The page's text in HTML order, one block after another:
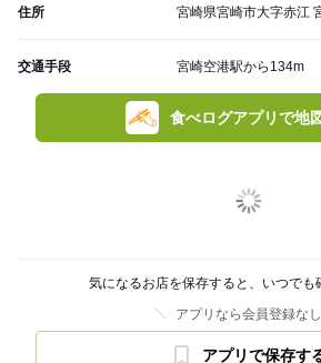
住所 宮崎県宮崎市大字赤江
交通手段 宮崎空港駅から134m
食べログアプリで地
気になるお店を保存すると、いつでも
アプリなら会員登録なし
アプリで保存す